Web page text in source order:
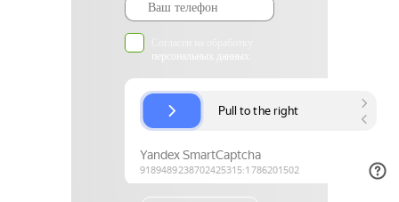
персональных данных